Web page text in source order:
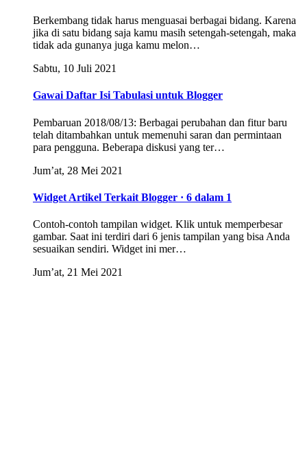
Berkembang tidak harus menguasai berbagai bidang. Karena
jika di satu bidang saja kamu masih setengah-setengah, maka
tidak ada gunanya juga kamu melon…
Sabtu, 10 Juli 2021
Gawai Daftar Isi Tabulasi untuk Blogger
Pembaruan 2018/08/13: Berbagai perubahan dan fitur baru
telah ditambahkan untuk memenuhi saran dan permintaan
para pengguna. Beberapa diskusi yang ter…
Jum’at, 28 Mei 2021
Widget Artikel Terkait Blogger · 6 dalam 1
Contoh-contoh tampilan widget. Klik untuk memperbesar
gambar. Saat ini terdiri dari 6 jenis tampilan yang bisa Anda
sesuaikan sendiri. Widget ini mer…
Jum’at, 21 Mei 2021